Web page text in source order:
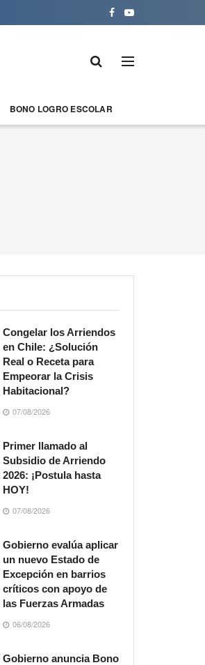
BONO LOGRO ESCOLAR
Congelar los Arriendos
en Chile: ¿Solución
Real o Receta para
Empeorar la Crisis
Habitacional?
07/08/2026
Primer llamado al
Subsidio de Arriendo
2026: ¡Postula hasta
HOY!
07/08/2026
Gobierno evalúa aplicar
un nuevo Estado de
Excepción en barrios
críticos con apoyo de
las Fuerzas Armadas
06/08/2026
Gobierno anuncia Bono